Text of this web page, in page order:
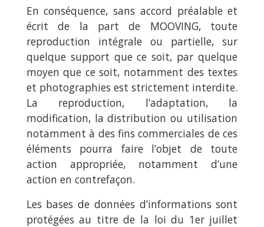
En conséquence, sans accord préalable et
écrit de la part de MOOVING, toute
reproduction intégrale ou partielle, sur
quelque support que ce soit, par quelque
moyen que ce soit, notamment des textes
et photographies est strictement interdite.
La reproduction, l’adaptation, la
modification, la distribution ou utilisation
notamment à des fins commerciales de ces
éléments pourra faire l’objet de toute
action appropriée, notamment d’une
action en contrefaçon.
Les bases de données d’informations sont
protégées au titre de la loi du 1er juillet